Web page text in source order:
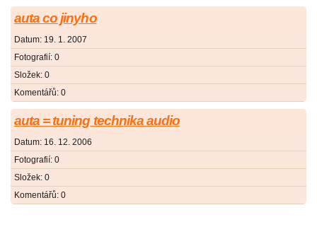
auta co jinyho
Datum: 19. 1. 2007
Fotografií: 0
Složek: 0
Komentářů: 0
auta = tuning technika audio
Datum: 16. 12. 2006
Fotografií: 0
Složek: 0
Komentářů: 0